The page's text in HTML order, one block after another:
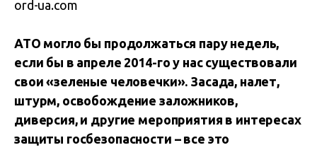
ord-ua.com
АТО могло бы продолжаться пару недель,
если бы в апреле 2014-го у нас существовали
свои «зеленые человечки». Засада, налет,
штурм, освобождение заложников,
диверсия, и другие мероприятия в интересах
защиты госбезопасности – все это